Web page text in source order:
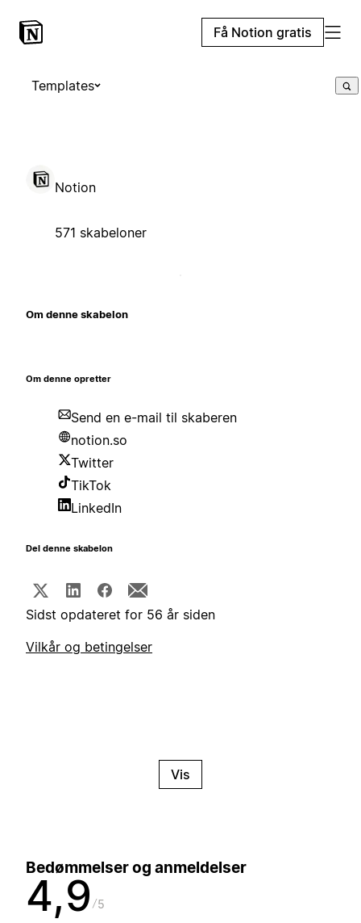
Få Notion gratis
Templates
Notion
571 skabeloner
Om denne skabelon
Om denne opretter
Send en e-mail til skaberen
notion.so
Twitter
TikTok
LinkedIn
Del denne skabelon
Sidst opdateret for 56 år siden
Vilkår og betingelser
Vis
Bedømmelser og anmeldelser
4,9 5